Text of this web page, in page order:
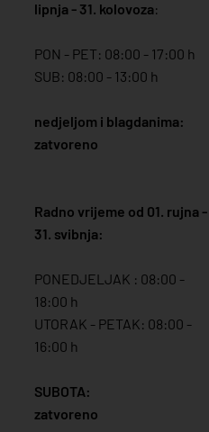
lipnja - 31. kolovoza:
PON - PET: 08:00 - 17:00 h
SUB: 08:00 - 13:00 h
nedjeljom i blagdanima:
zatvoreno
Radno vrijeme od 01. rujna -
31. svibnja:
PONEDJELJAK : 08:00 -
18:00 h
UTORAK - PETAK: 08:00 -
16:00 h
SUBOTA:
zatvoreno